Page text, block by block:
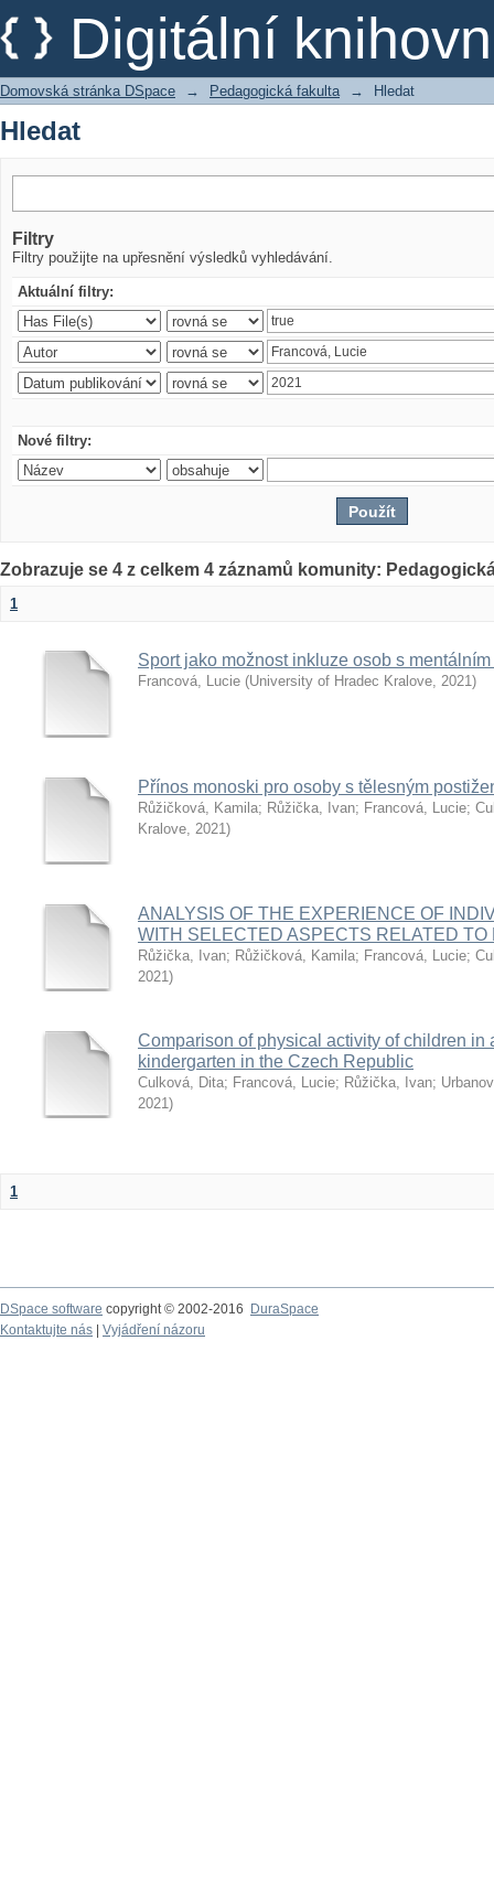
Digitální
Hledat
Domovská stránka DSpace → Pedagogická fakulta → Hledat
Hledat
Filtry
Filtry použijte na upřesnění výsledků vyhledávání.
Aktuální filtry:
Nové filtry:
Zobrazuje se 4 z celkem 4 záznamů komunity:
1
Sport jako možnost inkluze osob s
Francová, Lucie (University of Hradec Kralove, 2021)
Přínos monoski pro osoby s tělesným
Růžičková, Kamila; Růžička, Ivan; Francová, Lucie;
Kralove, 2021)
ANALYSIS OF THE EXPERIENCE OF
WITH SELECTED ASPECTS RELATED TO
Růžička, Ivan; Růžičková, Kamila; Francová, Lucie;
2021)
Comparison of physical activity of children in
kindergarten in the Czech Republic
Culková, Dita; Francová, Lucie; Růžička, Ivan;
2021)
1
DSpace software copyright © 2002-2016
DuraSpace
Kontaktujte nás
Vyjádření názoru